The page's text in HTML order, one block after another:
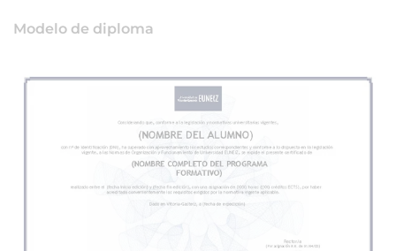
Modelo de diploma